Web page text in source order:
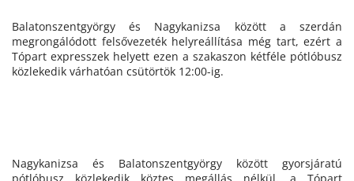
Balatonszentgyörgy és Nagykanizsa között a szerdán
megrongálódott felsővezeték helyreállítása még tart, ezért a
Tópart expresszek helyett ezen a szakaszon kétféle pótlóbusz
közlekedik várhatóan csütörtök 12:00-ig.
Nagykanizsa és Balatonszentgyörgy között gyorsjáratú
pótlóbusz közlekedik köztes megállás nélkül, a Tópart